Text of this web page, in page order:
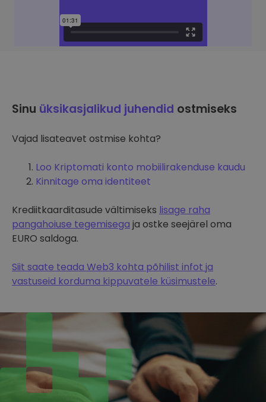
Sinu üksikasjalikud juhendid ostmiseks
Vajad lisateavet ostmise kohta?
Loo Kriptomati konto mobiilirakenduse kaudu
Kinnitage oma identiteet
Krediitkaarditasude vältimiseks lisage raha
pangahoiuse tegemisega ja ostke seejärel oma
EURO saldoga.
Siit saate teada Web3 kohta põhilist infot ja
vastuseid korduma kippuvatele küsimustele.